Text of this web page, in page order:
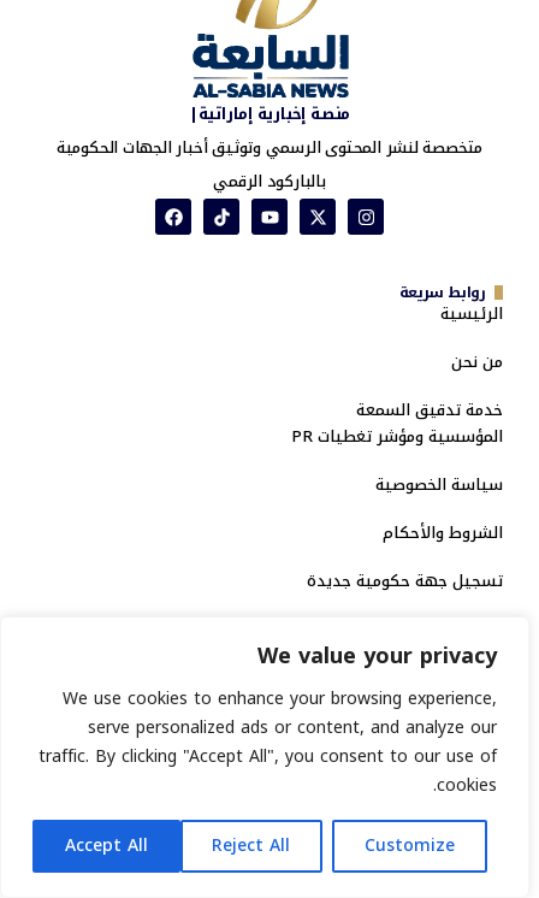
We value your privacy
We use cookies to enhance your browsing experience,
serve personalized ads or content, and analyze our
traffic. By clicking "Accept All", you consent to our use of
cookies.
Customize
Reject All
Accept All
منصة إخبارية إماراتية|
متخصصة لنشر المحتوى الرسمي وتوثيق أخبار الجهات الحكومية
بالباركود الرقمي
روابط سريعة
الرئيسية
من نحن
خدمة تدقيق السمعة
المؤسسية ومؤشر تغطيات PR
سياسة الخصوصية
الشروط والأحكام
تسجيل جهة حكومية جديدة
منصة إخبارية مرخصة
رقم الترخيص الاتحادي : 8793134
جميع حقوق التوثيق الرقمي محفوظة لمنصة السابعة © 2026. AR
انشر خبرك